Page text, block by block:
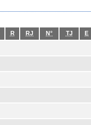
R RJ N° TJ E